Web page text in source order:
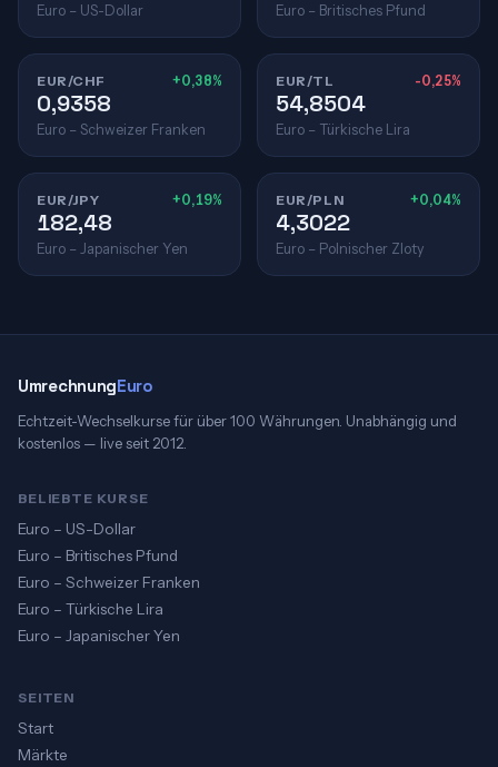
Euro – US-Dollar Euro – Britisches Pfund
EUR/CHF +0,38%
0,9358
Euro – Schweizer Franken
EUR/TL -0,25%
54,8504
Euro – Türkische Lira
EUR/JPY +0,19%
182,48
Euro – Japanischer Yen
EUR/PLN +0,04%
4,3022
Euro – Polnischer Zloty
UmrechnungEuro
Echtzeit-Wechselkurse für über 100 Währungen. Unabhängig und
kostenlos — live seit 2012.
BELIEBTE KURSE
Euro – US-Dollar
Euro – Britisches Pfund
Euro – Schweizer Franken
Euro – Türkische Lira
Euro – Japanischer Yen
SEITEN
Start
Märkte